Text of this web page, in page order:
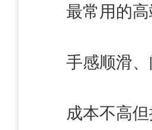
最常用的高
手感顺滑、
成本不高但